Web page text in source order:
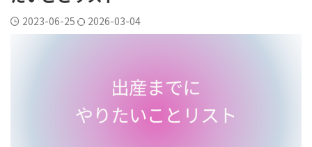
2023-06-25 2026-03-04